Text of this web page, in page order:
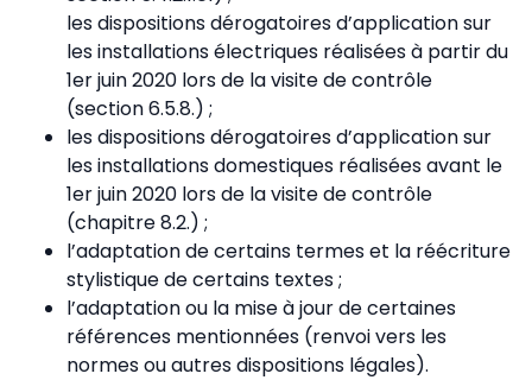
les dispositions dérogatoires d’application sur
les installations électriques réalisées à partir du
1er juin 2020 lors de la visite de contrôle
(section 6.5.8.) ;
les dispositions dérogatoires d’application sur
les installations domestiques réalisées avant le
1er juin 2020 lors de la visite de contrôle
(chapitre 8.2.) ;
l’adaptation de certains termes et la réécriture
stylistique de certains textes ;
l’adaptation ou la mise à jour de certaines
références mentionnées (renvoi vers les
normes ou autres dispositions légales).